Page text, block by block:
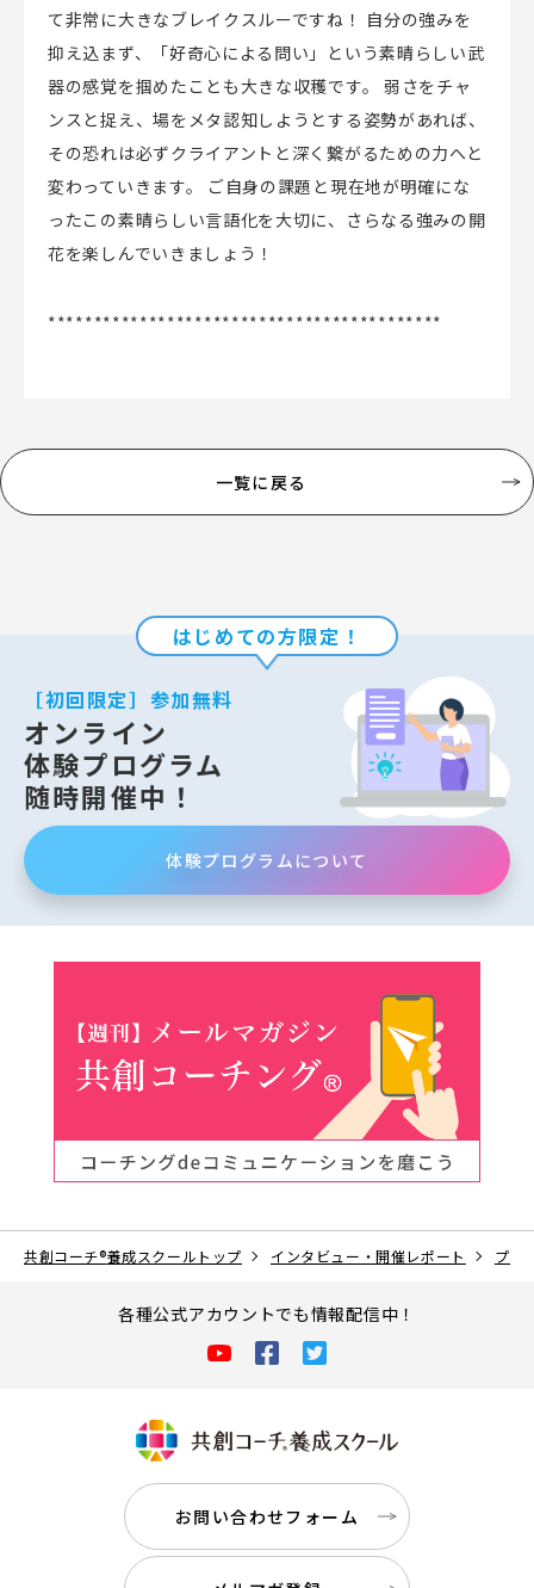
て非常に大きなブレイクスルーですね！ 自分の強みを
抑え込まず、「好奇心による問い」という素晴らしい武
器の感覚を掴めたことも大きな収穫です。 弱さをチャ
ンスと捉え、場をメタ認知しようとする姿勢があれば、
その恐れは必ずクライアントと深く繋がるための力へと
変わっていきます。 ご自身の課題と現在地が明確にな
ったこの素晴らしい言語化を大切に、さらなる強みの開
花を楽しんでいきましょう！
*******************************************
一覧に戻る
はじめての方限定！
［初回限定］参加無料
オンライン
体験プログラム
随時開催中！
体験プログラムについて
共創コーチ®養成スクールトップ インタビュー・開催レポート プロ
各種公式アカウントでも情報配信中！
お問い合わせフォーム